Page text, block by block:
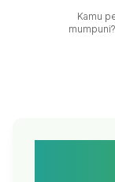
Kamu